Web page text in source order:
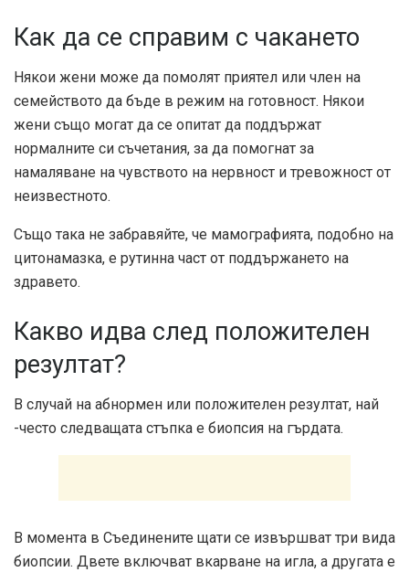
Как да се справим с чакането
Някои жени може да помолят приятел или член на
семейството да бъде в режим на готовност. Някои
жени също могат да се опитат да поддържат
нормалните си съчетания, за да помогнат за
намаляване на чувството на нервност и тревожност от
неизвестното.
Също така не забравяйте, че мамографията, подобно на
цитонамазка, е рутинна част от поддържането на
здравето.
Какво идва след положителен
резултат?
В случай на абнормен или положителен резултат, най
-често следващата стъпка е биопсия на гърдата.
В момента в Съединените щати се извършват три вида
биопсии. Двете включват вкарване на игла, а другата е